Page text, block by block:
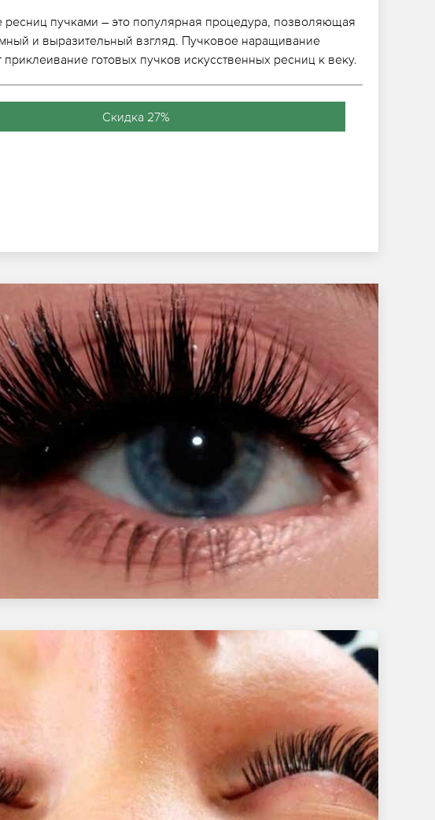
пучками – это популярная процедура, позволяющая
и выразительный взгляд. Пучковое наращивание
приклеивание готовых пучков искусственных ресниц к веку.
Скидка 27%